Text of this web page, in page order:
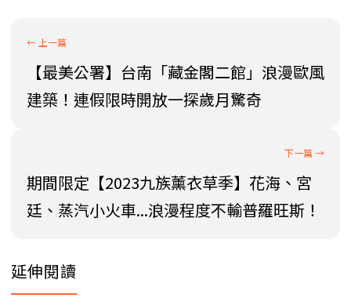
【最美公署】台南「藏金閣二館」浪漫歐風
建築！連假限時開放一探歲月驚奇
期間限定【2023九族薰衣草季】花海、宮
廷、蒸汽小火車...浪漫程度不輸普羅旺斯！
延伸閱讀